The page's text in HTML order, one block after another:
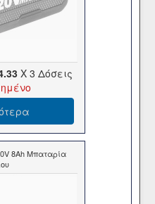
X 3 Δόσεις
8Ah Μπαταρία